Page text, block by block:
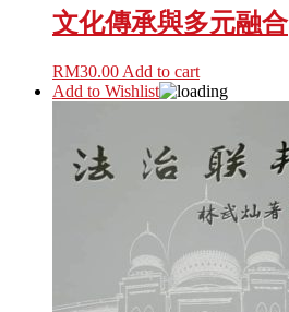
文化傳承與多元融合
RM30.00 Add to cart
Add to Wishlist